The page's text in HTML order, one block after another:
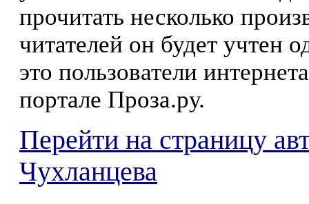
прочитать несколько
читателей он будет учтен
это пользователи
портале Проза.ру.
Перейти на страницу
Чухланцева